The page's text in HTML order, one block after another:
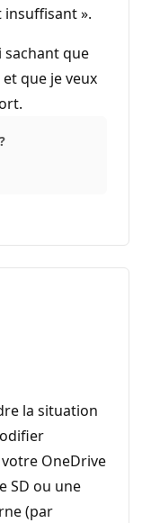
insuffisant ».
sachant que
que je veux
la situation
OneDrive
SD ou une
(par